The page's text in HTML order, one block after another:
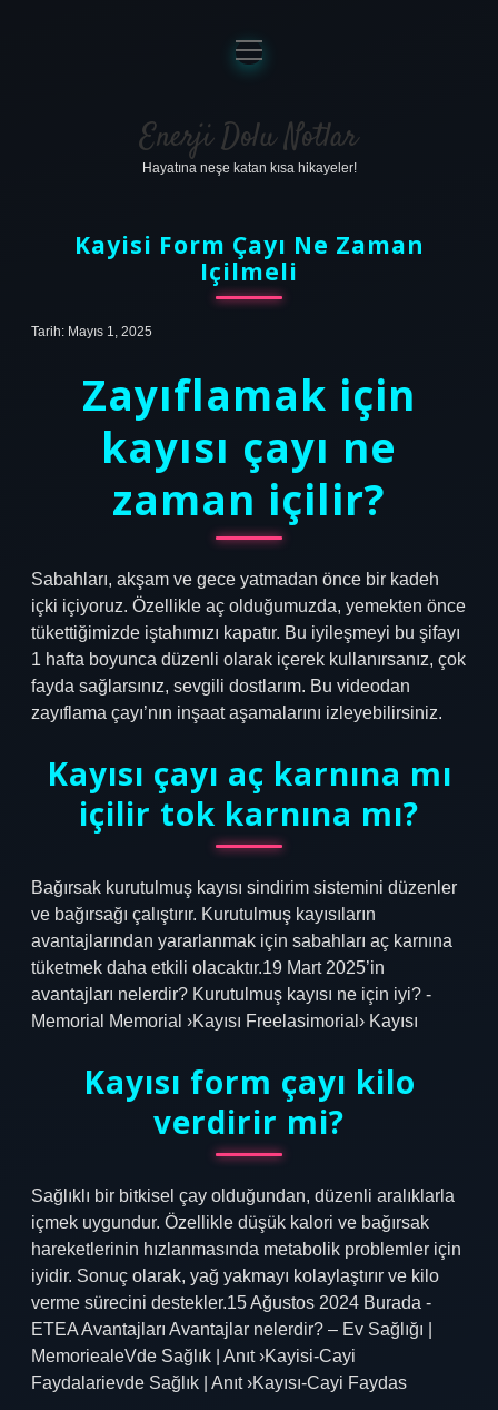
Anasayfa
Gizlilik Politikası
Yasal Uyarı
menüyü
aç
Enerji Dolu Notlar
Hayatına neşe katan kısa hikayeler!
Kayisi Form Çayı Ne Zaman
Içilmeli
Tarih: Mayıs 1, 2025
Zayıflamak için
kayısı çayı ne
zaman içilir?
Sabahları, akşam ve gece yatmadan önce bir kadeh
içki içiyoruz. Özellikle aç olduğumuzda, yemekten önce
tükettiğimizde iştahımızı kapatır. Bu iyileşmeyi bu şifayı
1 hafta boyunca düzenli olarak içerek kullanırsanız, çok
fayda sağlarsınız, sevgili dostlarım. Bu videodan
zayıflama çayı’nın inşaat aşamalarını izleyebilirsiniz.
Kayısı çayı aç karnına mı
içilir tok karnına mı?
Bağırsak kurutulmuş kayısı sindirim sistemini düzenler
ve bağırsağı çalıştırır. Kurutulmuş kayısıların
avantajlarından yararlanmak için sabahları aç karnına
tüketmek daha etkili olacaktır.19 Mart 2025’in
avantajları nelerdir? Kurutulmuş kayısı ne için iyi? -
Memorial Memorial ›Kayısı Freelasimorial› Kayısı
Kayısı form çayı kilo
verdirir mi?
Sağlıklı bir bitkisel çay olduğundan, düzenli aralıklarla
içmek uygundur. Özellikle düşük kalori ve bağırsak
hareketlerinin hızlanmasında metabolik problemler için
iyidir. Sonuç olarak, yağ yakmayı kolaylaştırır ve kilo
verme sürecini destekler.15 Ağustos 2024 Burada -
ETEA Avantajları Avantajlar nelerdir? – Ev Sağlığı |
MemoriealeVde Sağlık | Anıt ›Kayisi-Cayi
Faydalarievde Sağlık | Anıt ›Kayısı-Cayi Faydas